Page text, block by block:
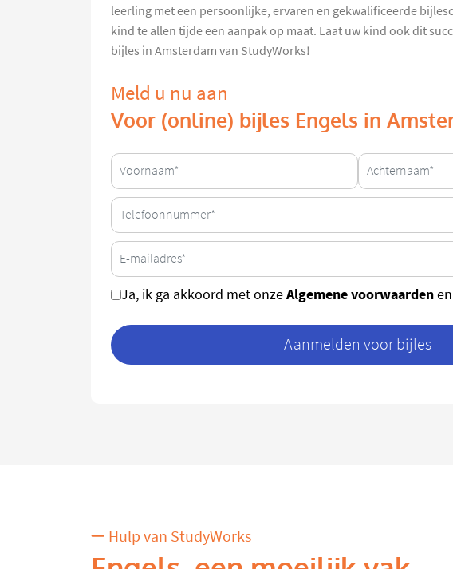
leerling met een persoonlijke, ervaren en gekwalificeerde
kind te allen tijde een aanpak op maat. Laat uw kind ook dit
bijles in Amsterdam van StudyWorks!
Meld u nu aan
Voor (online) bijles Engels in
Ja, ik ga akkoord met onzeAlgemene voorwaarden
Aanmelden voor bijles
Hulp van StudyWorks